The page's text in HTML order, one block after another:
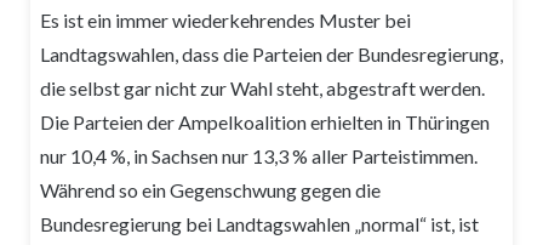
Es ist ein immer wiederkehrendes Muster bei
Landtagswahlen, dass die Parteien der Bundesregierung,
die selbst gar nicht zur Wahl steht, abgestraft werden.
Die Parteien der Ampelkoalition erhielten in Thüringen
nur 10,4 %, in Sachsen nur 13,3 % aller Parteistimmen.
Während so ein Gegenschwung gegen die
Bundesregierung bei Landtagswahlen „normal“ ist, ist